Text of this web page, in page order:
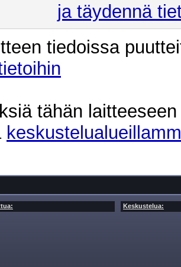
ja täydennä
tiedoissa
tähän
Keskustelua: